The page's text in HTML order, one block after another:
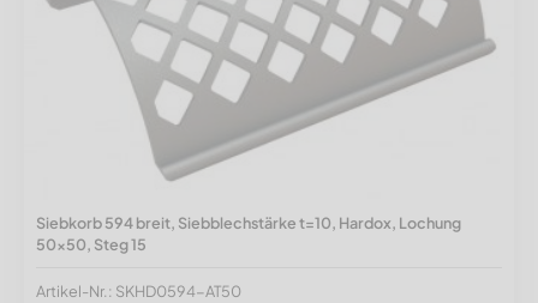
Siebkorb 594 breit, Siebblechstärke t=10, Hardox, Lochung
50x50, Steg 15
Artikel-Nr.: SKHD0594-AT50